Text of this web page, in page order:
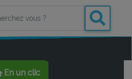
En un clic